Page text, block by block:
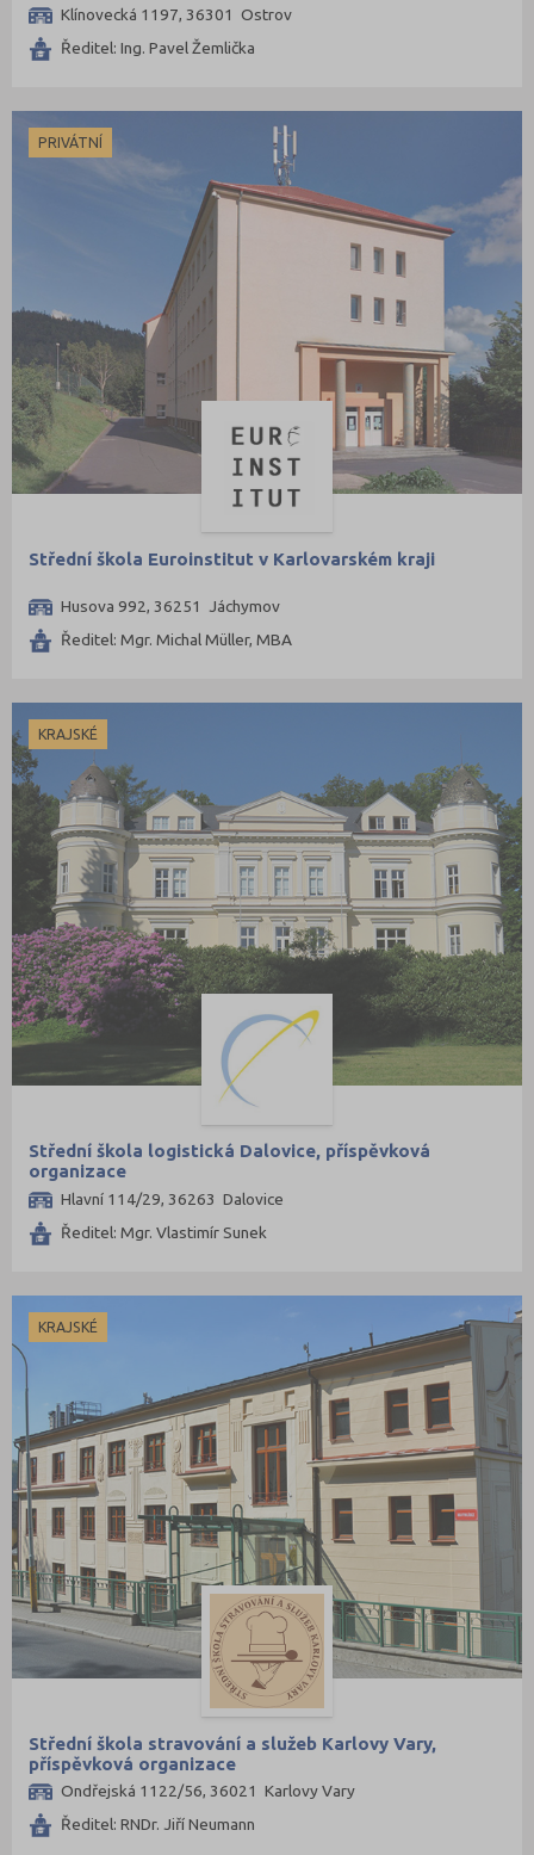
Klínovecká 1197, 36301 Ostrov
Ředitel: Ing. Pavel Žemlička
PRIVÁTNÍ
Střední škola Euroinstitut v Karlovarském kraji
Husova 992, 36251 Jáchymov
Ředitel: Mgr. Michal Müller, MBA
KRAJSKÉ
Střední škola logistická Dalovice, příspěvková
organizace
Hlavní 114/29, 36263 Dalovice
Ředitel: Mgr. Vlastimír Sunek
KRAJSKÉ
Střední škola stravování a služeb Karlovy Vary,
příspěvková organizace
Ondřejská 1122/56, 36021 Karlovy Vary
Ředitel: RNDr. Jiří Neumann